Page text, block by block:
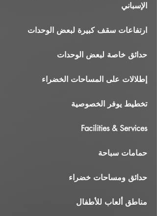
الإسباني
ارتفاعات سقف كبيرة لبعض الوحدات
حدائق خاصة لبعض الوحدات
إطلالات على المساحات الخضراء
تخطيط يوفر الخصوصية
Facilities & Services
حمامات سباحة
حدائق ومساحات خضراء
مناطق ألعاب للأطفال